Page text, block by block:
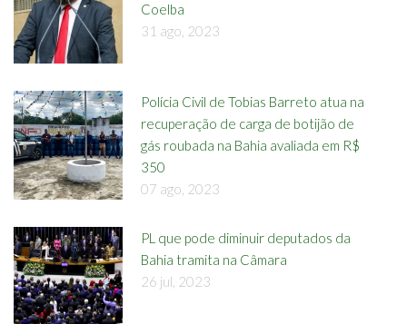
Coelba
31 ago, 2023
Polícia Civil de Tobias Barreto atua na
recuperação de carga de botijão de
gás roubada na Bahia avaliada em R$
350
07 ago, 2023
PL que pode diminuir deputados da
Bahia tramita na Câmara
26 jul, 2023